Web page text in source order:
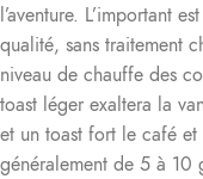
l’aventure. L’important
qualité, sans traitement
niveau de chauffe des
toast léger exaltera la
et un toast fort le café
généralement de 5 à 10